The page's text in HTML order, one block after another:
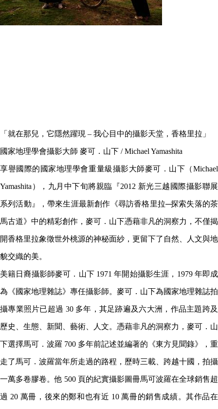
「就在那兒，它隱然躍現 – 我心目中的攝影天堂，香格里拉」
國家地理學會攝影大師 麥可．山下 / Michael Yamashita
享譽國際的國家地理學會重量級攝影大師麥可．山下（Michael
Yamashita），九月中下旬將親臨『2012 新光三越國際攝影聯展
系列活動』，帶來生涯最新創作《尋訪香格里拉─探索失落的茶
馬古道》中的精彩創作，麥可．山下憑藉非凡的洞察力，不僅揭
開香格里拉象徵世外桃源的神秘面紗，更留下了自然、人文與地
貌交織的美。
美籍日裔攝影師麥可．山下 1971 年開始攝影生涯，1979 年即成
為《國家地理雜誌》專任攝影師。麥可．山下為國家地理雜誌拍
攝專業照片已超過 30 多年，其足跡遍及六大洲，作品主題跨及
歷史、生態、新聞、藝術、人文。憑藉非凡的洞察力，麥可．山
下選擇馬可．波羅 700 多年前記述並編著的《東方見聞錄》，重
走了馬可．波羅當年所走過的路程，歷時三載、跨越十國，拍攝
一萬多卷膠卷。他 500 頁的紀實攝影圖冊馬可波羅在全球銷售超
過 20 萬冊，後來的鄭和也有近 10 萬冊的銷售成績。其作品在